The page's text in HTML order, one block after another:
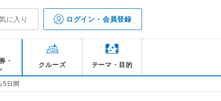
に入り ログイン・会員登録
・
クルーズ テーマ・目的
5日間